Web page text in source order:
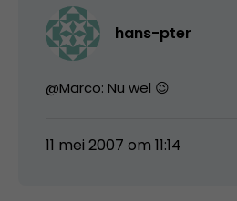
hans-pter
@Marco: Nu wel 😉
11 mei 2007 om 11:14